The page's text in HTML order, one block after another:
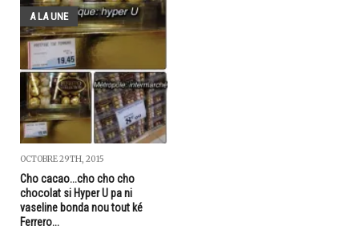
A LA UNE
OCTOBRE 29TH, 2015
Cho cacao...cho cho cho
chocolat si Hyper U pa ni
vaseline bonda nou tout ké
Ferrero...